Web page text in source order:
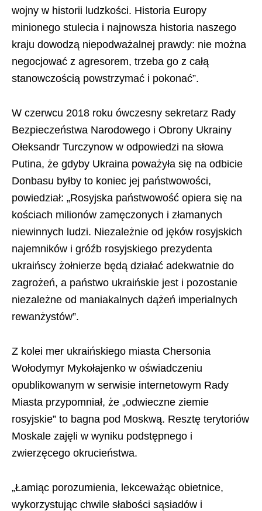
wojny w historii ludzkości. Historia Europy
minionego stulecia i najnowsza historia naszego
kraju dowodzą niepodważalnej prawdy: nie można
negocjować z agresorem, trzeba go z całą
stanowczością powstrzymać i pokonać”.
W czerwcu 2018 roku ówczesny sekretarz Rady
Bezpieczeństwa Narodowego i Obrony Ukrainy
Ołeksandr Turczynow w odpowiedzi na słowa
Putina, że gdyby Ukraina poważyła się na odbicie
Donbasu byłby to koniec jej państwowości,
powiedział: „Rosyjska państwowość opiera się na
kościach milionów zamęczonych i złamanych
niewinnych ludzi. Niezależnie od jęków rosyjskich
najemników i gróźb rosyjskiego prezydenta
ukraińscy żołnierze będą działać adekwatnie do
zagrożeń, a państwo ukraińskie jest i pozostanie
niezależne od maniakalnych dążeń imperialnych
rewanżystów”.
Z kolei mer ukraińskiego miasta Chersonia
Wołodymyr Mykołajenko w oświadczeniu
opublikowanym w serwisie internetowym Rady
Miasta przypomniał, że „odwieczne ziemie
rosyjskie” to bagna pod Moskwą. Resztę terytoriów
Moskale zajęli w wyniku podstępnego i
zwierzęcego okrucieństwa.
„Łamiąc porozumienia, lekceważąc obietnice,
wykorzystując chwile słabości sąsiadów i